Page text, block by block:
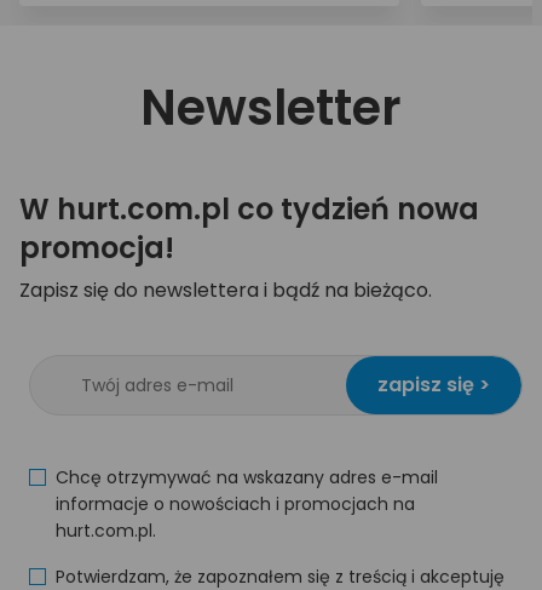
Newsletter
W hurt.com.pl co tydzień nowa
promocja!
Zapisz się do newslettera i bądź na bieżąco.
zapisz się >
Chcę otrzymywać na wskazany adres e-mail
informacje o nowościach i promocjach na
hurt.com.pl.
Potwierdzam, że zapoznałem się z treścią i akceptuję